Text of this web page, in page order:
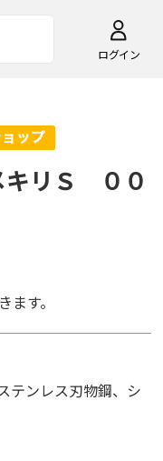
ログイン
キリＳ ００
す。
ンレス刃物鋼、シ